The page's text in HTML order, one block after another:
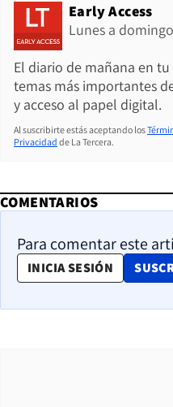
Early Access
Lunes a
El diario de mañana en
temas más importantes
y acceso al papel digital.
Al suscribirte estás aceptando los
Privacidad de La Tercera.
COMENTARIOS
Para comentar este
INICIA SESIÓN